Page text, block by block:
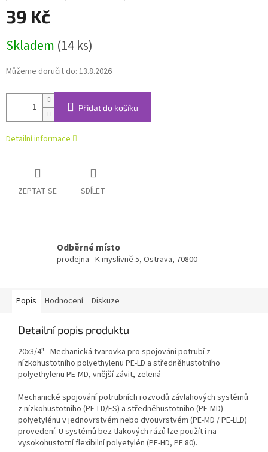
39 Kč
cena:
Skladem (14 ks)
Můžeme doručit do: 13.8.2026
Přidat do košíku
Detailní informace
ZEPTAT SE SDÍLET
Odběrné místo
prodejna - K myslivně 5, Ostrava, 70800
Popis Hodnocení Diskuze
Detailní popis produktu
20x3/4" - Mechanická tvarovka pro spojování potrubí z
nízkohustotního polyethylenu PE-LD a středněhustotního
polyethylenu PE-MD, vnější závit, zelená
Mechanické spojování potrubních rozvodů závlahových systémů
z nízkohustotního (PE-LD/ES) a středněhustotního (PE-MD)
polyetylénu v jednovrstvém nebo dvouvrstvém (PE-MD / PE-LLD)
provedení. U systémů bez tlakových rázů lze použít i na
vysokohustotní flexibilní polyetylén (PE-HD, PE 80).